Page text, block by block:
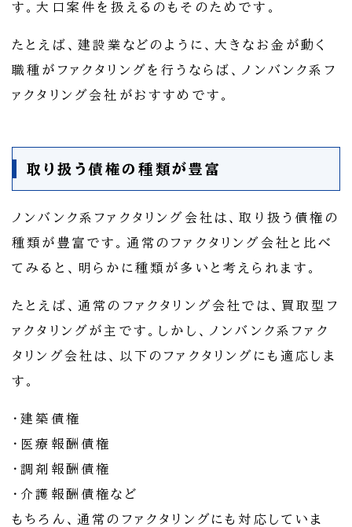
す。大口案件を扱えるのもそのためです。
たとえば、建設業などのように、大きなお金が動く
職種がファクタリングを行うならば、ノンバンク系フ
ァクタリング会社がおすすめです。
取り扱う債権の種類が豊富
ノンバンク系ファクタリング会社は、取り扱う債権の
種類が豊富です。通常のファクタリング会社と比べ
てみると、明らかに種類が多いと考えられます。
たとえば、通常のファクタリング会社では、買取型フ
ァクタリングが主です。しかし、ノンバンク系ファク
タリング会社は、以下のファクタリングにも適応しま
す。
・建築債権
・医療報酬債権
・調剤報酬債権
・介護報酬債権など
もちろん、通常のファクタリングにも対応していま